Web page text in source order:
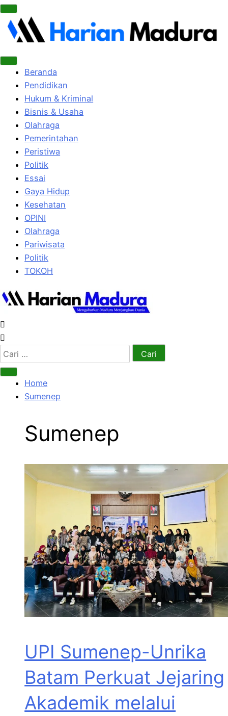
Beranda
Pendidikan
Hukum & Kriminal
Bisnis & Usaha
Olahraga
Pemerintahan
Peristiwa
Politik
Essai
Gaya Hidup
Kesehatan
OPINI
Olahraga
Pariwisata
Politik
TOKOH
Cari
untuk:
Home
Sumenep
Sumenep
UPI Sumenep-Unrika
Batam Perkuat Jejaring
Akademik melalui